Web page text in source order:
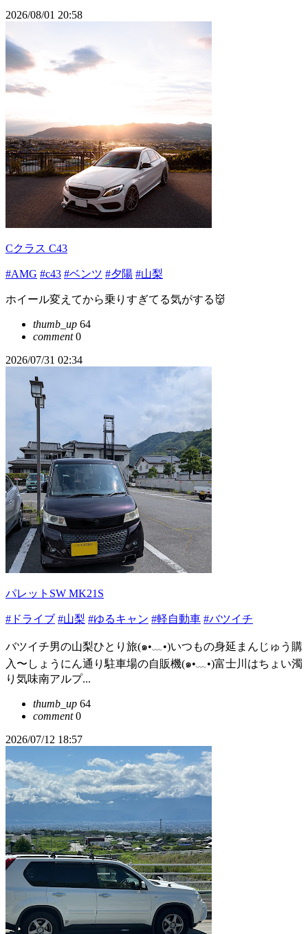
2026/08/01 20:58
Cクラス C43
#AMG #c43 #ベンツ #夕陽 #山梨
ホイール変えてから乗りすぎてる気がする👹
thumb_up 64
comment0
2026/07/31 02:34
パレットSW MK21S
#ドライブ #山梨 #ゆるキャン #軽自動車 #バツイチ
バツイチ男の山梨ひとり旅(⁠๑⁠•⁠﹏⁠•⁠)いつもの身延まんじゅう購
入〜しょうにん通り駐車場の自販機(⁠๑⁠•⁠﹏⁠•⁠)富士川はちょい濁
り気味南アルプ...
thumb_up 64
comment0
2026/07/12 18:57